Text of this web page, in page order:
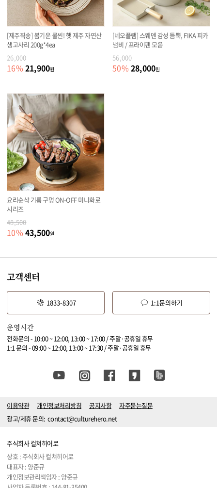
[제주직송] 봄기운 물씬! 햇 제주 자연산
생고사리 200g*4ea
26,000
16% 21,900원
[네오플램] 스웨덴 감성 듬뿍, FIKA 피카
냄비 / 프라이팬 모음
56,000
50% 28,000원
요리순삭 기름 구멍 ON-OFF 미니화로
시리즈
48,500
10% 43,500원
고객센터
1833-8307 1:1문의하기
운영시간
전화문의 - 10:00 ~ 12:00, 13:00 ~ 17:00 / 주말·공휴일 휴무
1:1 문의 - 09:00 ~ 12:00, 13:00 ~ 17:30 / 주말·공휴일 휴무
이용약관 개인정보처리방침 공지사항
자주묻는질문
광고/제휴 문의: contact@culturehero.net
주식회사 컬쳐히어로
상호 : 주식회사 컬쳐히어로
대표자 : 양준규
개인정보관리책임자 : 양준규